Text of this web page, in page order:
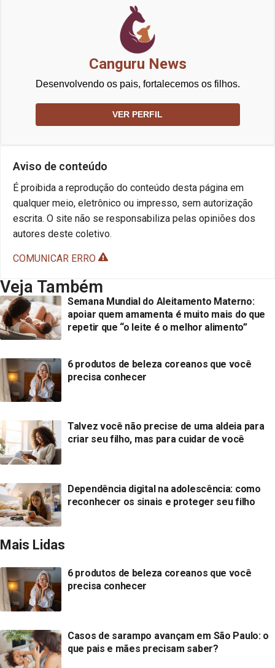
Canguru News
Desenvolvendo os pais, fortalecemos os filhos.
VER PERFIL
Aviso de conteúdo
É proibida a reprodução do conteúdo desta página em
qualquer meio, eletrônico ou impresso, sem autorização
escrita. O site não se responsabiliza pelas opiniões dos
autores deste coletivo.
COMUNICAR ERRO
Veja Também
Semana Mundial do Aleitamento Materno:
apoiar quem amamenta é muito mais do que
repetir que “o leite é o melhor alimento”
6 produtos de beleza coreanos que você
precisa conhecer
Talvez você não precise de uma aldeia para
criar seu filho, mas para cuidar de você
Dependência digital na adolescência: como
reconhecer os sinais e proteger seu filho
Mais Lidas
6 produtos de beleza coreanos que você
precisa conhecer
Casos de sarampo avançam em São Paulo: o
que pais e mães precisam saber?